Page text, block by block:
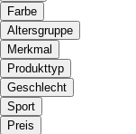
Farbe
Altersgruppe
Merkmal
Produkttyp
Geschlecht
Sport
Preis